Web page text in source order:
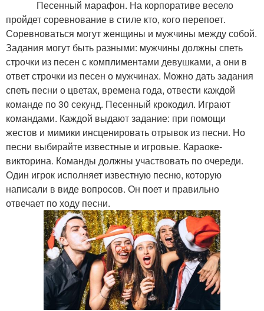
Песенный марафон. На корпоративе весело
пройдет соревнование в стиле кто, кого перепоет.
Соревноваться могут женщины и мужчины между собой.
Задания могут быть разными: мужчины должны спеть
строчки из песен с комплиментами девушками, а они в
ответ строчки из песен о мужчинах. Можно дать задания
спеть песни о цветах, времена года, отвести каждой
команде по 30 секунд. Песенный крокодил. Играют
командами. Каждой выдают задание: при помощи
жестов и мимики инсценировать отрывок из песни. Но
песни выбирайте известные и игровые. Караоке-
викторина. Команды должны участвовать по очереди.
Один игрок исполняет известную песню, которую
написали в виде вопросов. Он поет и правильно
отвечает по ходу песни.